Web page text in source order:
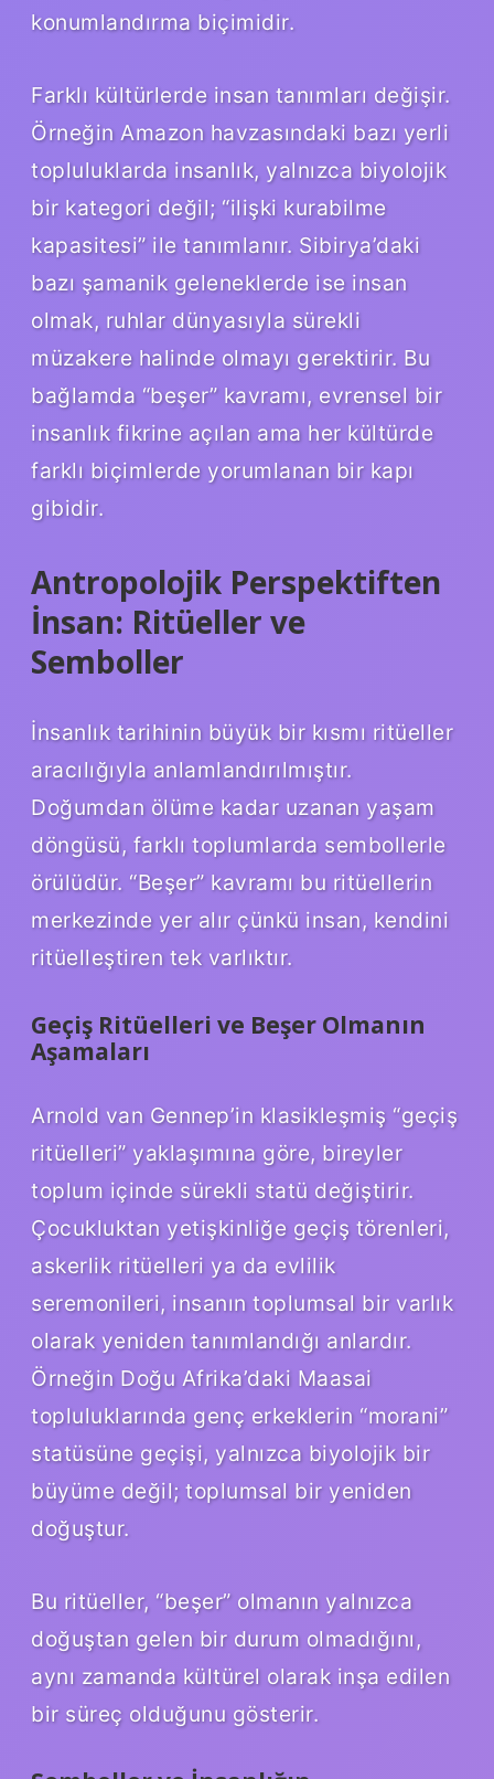
konumlandırma biçimidir.
Farklı kültürlerde insan tanımları değişir.
Örneğin Amazon havzasındaki bazı yerli
topluluklarda insanlık, yalnızca biyolojik
bir kategori değil; “ilişki kurabilme
kapasitesi” ile tanımlanır. Sibirya’daki
bazı şamanik geleneklerde ise insan
olmak, ruhlar dünyasıyla sürekli
müzakere halinde olmayı gerektirir. Bu
bağlamda “beşer” kavramı, evrensel bir
insanlık fikrine açılan ama her kültürde
farklı biçimlerde yorumlanan bir kapı
gibidir.
Antropolojik Perspektiften
İnsan: Ritüeller ve
Semboller
İnsanlık tarihinin büyük bir kısmı ritüeller
aracılığıyla anlamlandırılmıştır.
Doğumdan ölüme kadar uzanan yaşam
döngüsü, farklı toplumlarda sembollerle
örülüdür. “Beşer” kavramı bu ritüellerin
merkezinde yer alır çünkü insan, kendini
ritüelleştiren tek varlıktır.
Geçiş Ritüelleri ve Beşer Olmanın
Aşamaları
Arnold van Gennep’in klasikleşmiş “geçiş
ritüelleri” yaklaşımına göre, bireyler
toplum içinde sürekli statü değiştirir.
Çocukluktan yetişkinliğe geçiş törenleri,
askerlik ritüelleri ya da evlilik
seremonileri, insanın toplumsal bir varlık
olarak yeniden tanımlandığı anlardır.
Örneğin Doğu Afrika’daki Maasai
topluluklarında genç erkeklerin “morani”
statüsüne geçişi, yalnızca biyolojik bir
büyüme değil; toplumsal bir yeniden
doğuştur.
Bu ritüeller, “beşer” olmanın yalnızca
doğuştan gelen bir durum olmadığını,
aynı zamanda kültürel olarak inşa edilen
bir süreç olduğunu gösterir.